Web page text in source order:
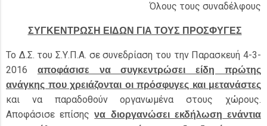
Όλους τους συναδέλφους
ΣΥΓΚΕΝΤΡΩΣΗ ΕΙΔΩΝ ΓΙΑ ΤΟΥΣ ΠΡΟΣΦΥΓΕΣ
Το Δ.Σ. του Σ.Υ.Π.Α. σε συνεδρίαση του την Παρασκευή 4-3-
2016 αποφάσισε να συγκεντρώσει είδη πρώτης
ανάγκης που χρειάζονται οι πρόσφυγες και μετανάστες
και να παραδοθούν οργανωμένα στους χώρους.
Αποφάσισε επίσηςνα διοργανώσει εκδήλωση ενάντια